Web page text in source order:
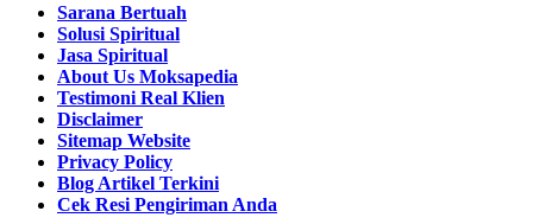
Sarana Bertuah
Solusi Spiritual
Jasa Spiritual
About Us Moksapedia
Testimoni Real Klien
Disclaimer
Sitemap Website
Privacy Policy
Blog Artikel Terkini
Cek Resi Pengiriman Anda